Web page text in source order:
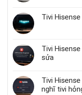
Tivi
Tivi
sửa
Tivi
nghĩ tivi